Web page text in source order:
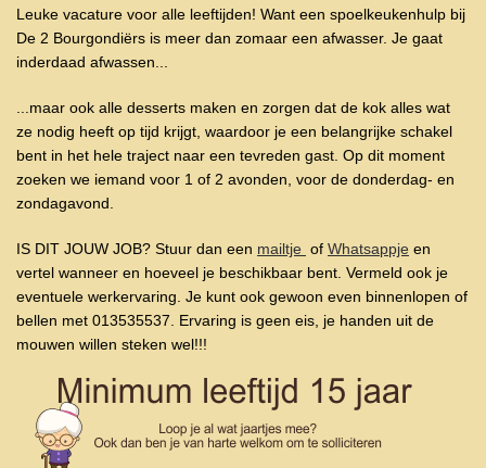
Leuke vacature voor alle leeftijden! Want een spoelkeukenhulp bij
De 2 Bourgondiërs is meer dan zomaar een afwasser. Je gaat
inderdaad afwassen...
...maar ook alle desserts maken en zorgen dat de kok alles wat
ze nodig heeft op tijd krijgt, waardoor je een belangrijke schakel
bent in het hele traject naar een tevreden gast. Op dit moment
zoeken we iemand voor 1 of 2 avonden, voor de donderdag- en
zondagavond.
IS DIT JOUW JOB? Stuur dan een mailtje of Whatsappje en
vertel wanneer en hoeveel je beschikbaar bent. Vermeld ook je
eventuele werkervaring. Je kunt ook gewoon even binnenlopen of
bellen met 013535537. Ervaring is geen eis, je handen uit de
mouwen willen steken wel!!!